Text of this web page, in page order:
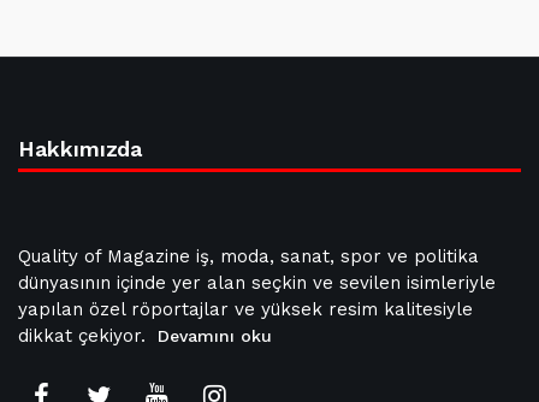
Hakkımızda
Quality of Magazine iş, moda, sanat, spor ve politika
dünyasının içinde yer alan seçkin ve sevilen isimleriyle
yapılan özel röportajlar ve yüksek resim kalitesiyle
dikkat çekiyor.
Devamını oku